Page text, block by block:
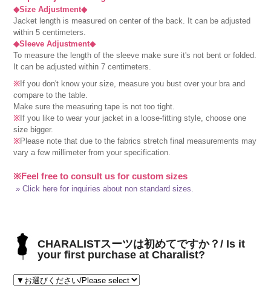
◆Size Adjustment◆
Jacket length is measured on center of the back. It can be adjusted
within 5 centimeters.
◆Sleeve Adjustment◆
To measure the length of the sleeve make sure it's not bent or folded.
It can be adjusted within 7 centimeters.
※ If you don't know your size, measure you bust over your bra and
compare to the table.
Make sure the measuring tape is not too tight.
※ If you like to wear your jacket in a loose-fitting style, choose one
size bigger.
※Please note that due to the fabrics stretch final measurements may
vary a few millimeter from your specification.
※Feel free to consult us for custom sizes
» Click here for inquiries about non standard sizes.
CHARALISTスーツは初めてですか？/ Is it
your first purchase at Charalist?